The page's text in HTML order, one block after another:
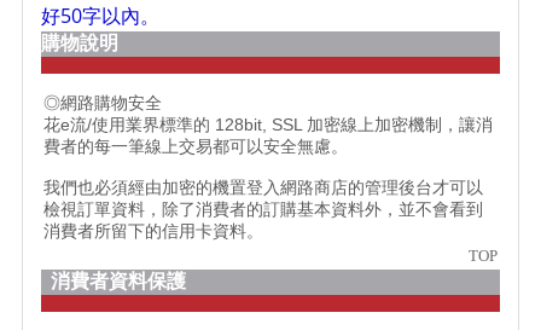
好50字以內。
購物說明
◎網路購物安全
花e流/使用業界標準的 128bit, SSL 加密線上加密機制，讓消
費者的每一筆線上交易都可以安全無慮。
我們也必須經由加密的機置登入網路商店的管理後台才可以
檢視訂單資料，除了消費者的訂購基本資料外，並不會看到
消費者所留下的信用卡資料。
TOP
消費者資料保護